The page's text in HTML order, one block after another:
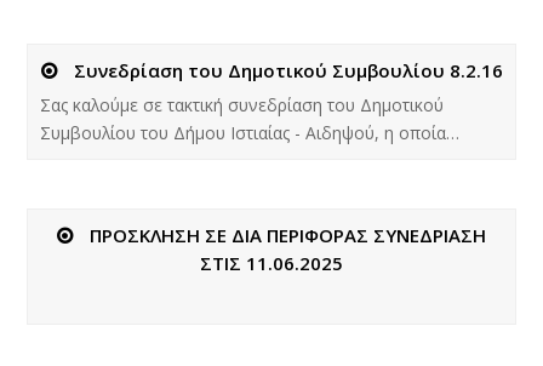
Συνεδρίαση του Δημοτικού Συμβουλίου 8.2.16
Σας καλούμε σε τακτική συνεδρίαση του Δημοτικού
Συμβουλίου του Δήμου Ιστιαίας - Αιδηψού, η οποία…
ΠΡΟΣΚΛΗΣΗ ΣΕ ΔΙΑ ΠΕΡΙΦΟΡΑΣ ΣΥΝΕΔΡΙΑΣΗ
ΣΤΙΣ 11.06.2025